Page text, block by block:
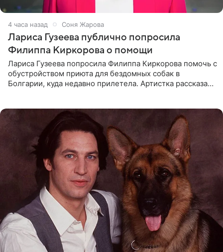
4 часа назад Соня Жарова
Лариса Гузеева публично попросила
Филиппа Киркорова о помощи
Лариса Гузеева попросила Филиппа Киркорова помочь с
обустройством приюта для бездомных собак в
Болгарии, куда недавно прилетела. Артистка рассказала